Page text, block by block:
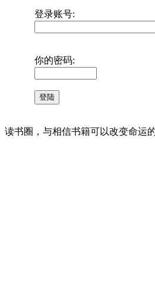
登录账号:
你的密码:
读书圈，与相信书籍可以改变命运